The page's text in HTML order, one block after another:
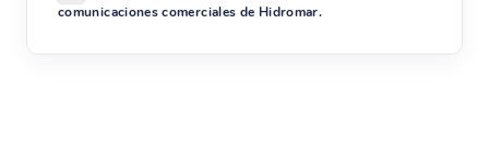
comunicaciones comerciales de Hidromar.